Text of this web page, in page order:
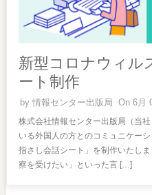
新型コロナウィル
ート制作
by情報センター出版局 On 6月
株式会社情報センター出版局（当
いる外国人の方とのコミュニケー
指さし会話シート」を制作いたし
察を受けたい」といった言 […]